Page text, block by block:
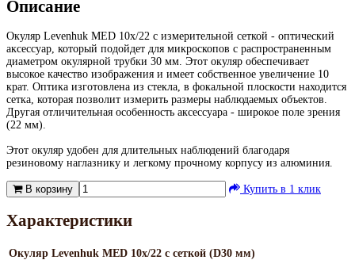
Описание
Окуляр Levenhuk MED 10x/22 с измерительной сеткой - оптический
аксессуар, который подойдет для микроскопов с распространенным
диаметром окулярной трубки 30 мм. Этот окуляр обеспечивает
высокое качество изображения и имеет собственное увеличение 10
крат. Оптика изготовлена из стекла, в фокальной плоскости находится
сетка, которая позволит измерить размеры наблюдаемых объектов.
Другая отличительная особенность аксессуара - широкое поле зрения
(22 мм).
Этот окуляр удобен для длительных наблюдений благодаря
резиновому наглазнику и легкому прочному корпусу из алюминия.
В корзину Купить в 1 клик
Характеристики
Окуляр Levenhuk MED 10x/22 с сеткой (D30 мм)